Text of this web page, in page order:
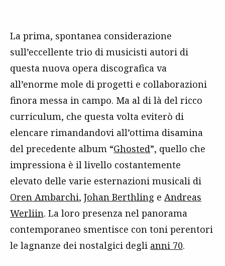
La prima, spontanea considerazione
sull’eccellente trio di musicisti autori di
questa nuova opera discografica va
all’enorme mole di progetti e collaborazioni
finora messa in campo. Ma al di là del ricco
curriculum, che questa volta eviterò di
elencare rimandandovi all’ottima disamina
del precedente album “Ghosted”, quello che
impressiona è il livello costantemente
elevato delle varie esternazioni musicali di
Oren Ambarchi, Johan Berthling e Andreas
Werliin. La loro presenza nel panorama
contemporaneo smentisce con toni perentori
le lagnanze dei nostalgici degli anni 70.